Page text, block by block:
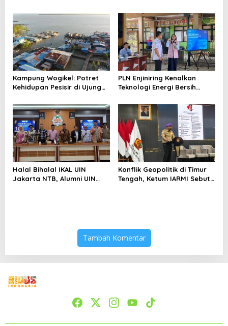
Menghindari Spekulasi
Berlebihan
Perubahan Iklim
Kampung Wogikel: Potret
Kehidupan Pesisir di Ujung
Bertahan di Tengah
Keterbatasan
PLN Enjiniring Kenalkan
Teknologi Energi Bersih
Halal Bihalal IKAL UIN
Jakarta NTB, Alumni UIN
Konflik Geopolitik di Timur
Tengah, Ketum IARMI Sebut
Tambah Komentar